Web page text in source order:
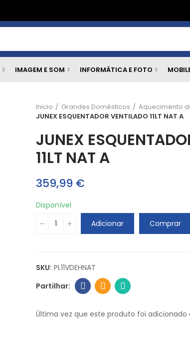
IMAGEM E SOM INFORMÁTICA E FOTO
Inicio Grandes Domésticos
Aquecimento
JUNEX ESQUENTADOR VENTILADO 11LT NAT A
JUNEX
11LT NAT A
359,99 €
Disponível
Adicionar
Comprar
SKU: PL11VDEHNAT
Última vez que este produto foi adicionado